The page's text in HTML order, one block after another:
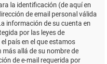
la identificación (de aquí en
de email personal válida
información de su cuenta en
por las leyes de
país en el que estamos
allá de su nombre de
de e-mail requerida por